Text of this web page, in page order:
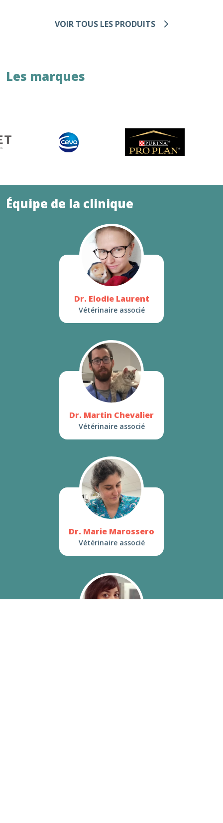
VOIR TOUS LES PRODUITS
Les marques
Équipe de la clinique
Dr. Elodie Laurent
Vétérinaire associé
Dr. Martin Chevalier
Vétérinaire associé
Dr. Marie Marossero
Vétérinaire associé